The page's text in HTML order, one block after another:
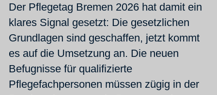
Der Pflegetag Bremen 2026 hat damit ein
klares Signal gesetzt: Die gesetzlichen
Grundlagen sind geschaffen, jetzt kommt
es auf die Umsetzung an. Die neuen
Befugnisse für qualifizierte
Pflegefachpersonen müssen zügig in der